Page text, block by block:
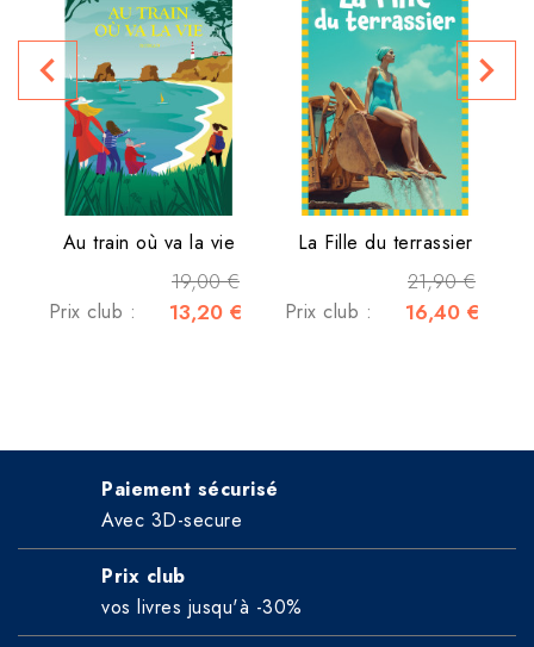
Au train où va la vie
19,00 €
Prix club : 13,20 €
La Fille du terrassier
21,90 €
Prix club : 16,40 €
navigate_before navigate_next
Paiement sécurisé
Avec 3D-secure
Prix club
vos livres jusqu'à -30%